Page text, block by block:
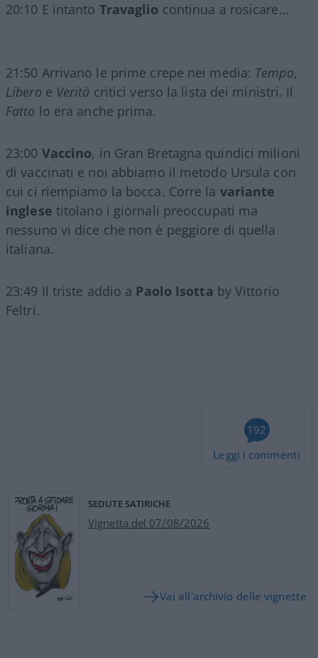
20:10 E intanto Travaglio continua a rosicare…
21:50 Arrivano le prime crepe nei media: Tempo,
Libero e Verità critici verso la lista dei ministri. Il
Fatto lo era anche prima.
23:00 Vaccino, in Gran Bretagna quindici milioni
di vaccinati e noi abbiamo il metodo Ursula con
cui ci riempiamo la bocca. Corre la variante
inglese titolano i giornali preoccupati ma
nessuno vi dice che non è peggiore di quella
italiana.
23:49 Il triste addio a Paolo Isotta by Vittorio
Feltri.
192
Leggi i commenti
SEDUTE SATIRICHE
Vignetta del 07/08/2026
Vai all'archivio delle vignette